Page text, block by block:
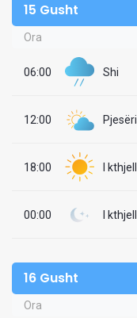
15 Gusht
Ora
06:00 Shi
12:00
18:00 I
00:00 I
16 Gusht
Ora